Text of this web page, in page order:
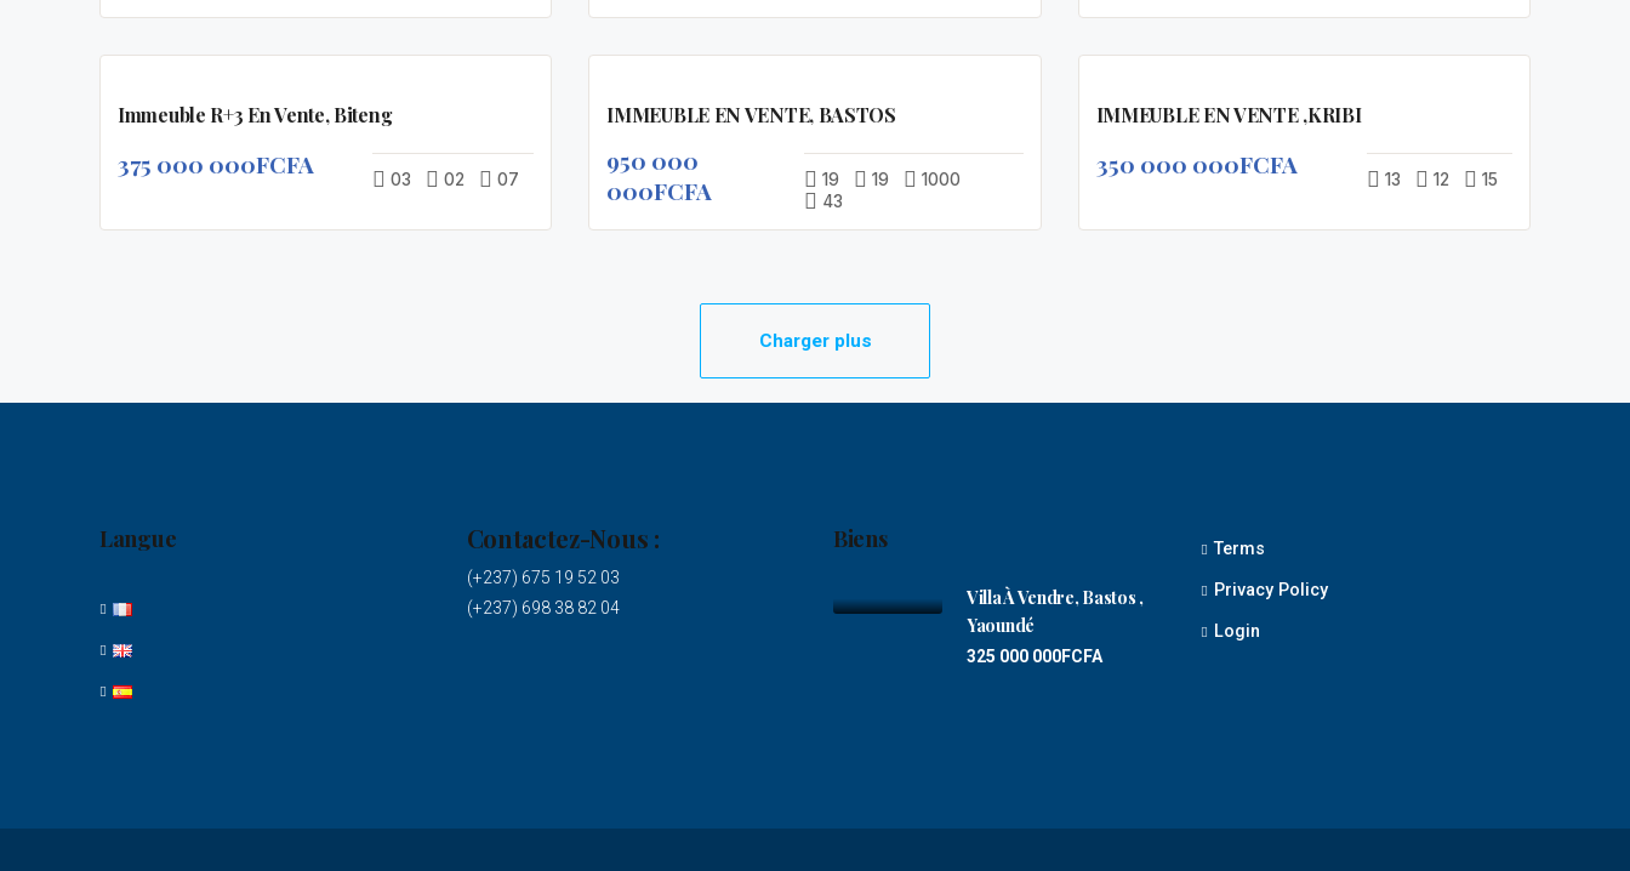
VEDETTE
VENDRE
Immeuble R+3 En Vente, Biteng
375 000 000FCFA 03 02 07
VEDETTE
VENDRE
IMMEUBLE EN VENTE, BASTOS
950 000
000FCFA
19 19
1000
43
VEDETTE
VENDRE
IMMEUBLE EN VENTE ,KRIBI
350 000 000FCFA 13 12 15
Charger plus
Langue Contactez-Nous :
(+237) 675 19 52 03
(+237) 698 38 82 04
Biens
Villa À Vendre, Bastos ,
Yaoundé
325 000 000FCFA
Terms
Privacy Policy
Login